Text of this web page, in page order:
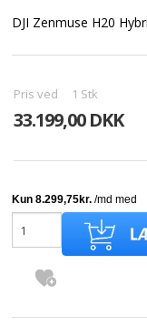
DJI Zenmuse H20
Pris ved 1 Stk
33.199,00 DKK